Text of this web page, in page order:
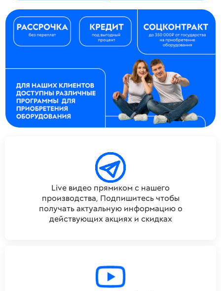
Live видео прямиком с нашего
производства, Подпишитесь чтобы
получать актуальную информацию о
действующих акциях и скидках